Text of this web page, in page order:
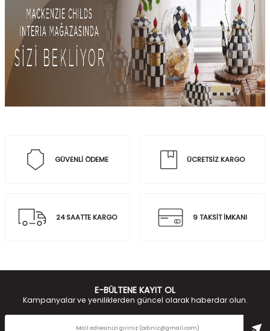
GÜVENLİ ÖDEME ÜCRETSİZ KARGO
24 SAATTE KARGO 9 TAKSİT İMKANI
E-BÜLTENE KAYIT OL
Kampanyalar ve yeniliklerden güncel olarak haberdar olun.